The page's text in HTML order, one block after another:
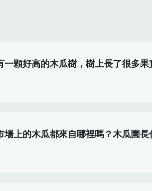
一顆好高的木瓜樹，樹上長了很多果
場上的木瓜都來自哪裡嗎？木瓜園長